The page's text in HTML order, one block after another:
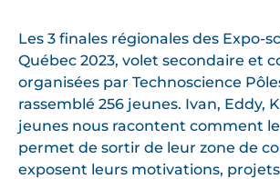
Les 3 finales régionales des Expo-
Québec 2023, volet secondaire et
organisées par Technoscience
rassemblé 256 jeunes. Ivan, Eddy,
jeunes nous racontent comment
permet de sortir de leur zone de
exposent leurs motivations,